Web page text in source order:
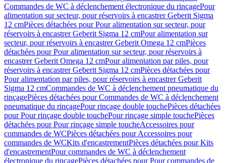
Commandes de WC à déclenchement électronique du rinçagePour
alimentation sur secteur, pour réservoirs à encastrer Geberit Sigma
12 cmPièces détachées pour Pour alimentation sur secteur, pour
réservoirs à encastrer Geberit Sigma 12 cmPour alimentation sur
secteur, pour réservoirs à encastrer Geberit Omega 12 cmPièces
détachées pour Pour alimentation sur secteur, pour réservoirs à
encastrer Geberit Omega 12 cmPour alimentation par piles, pour
réservoirs à encastrer Geberit Sigma 12 cmPièces détachées pour
Pour alimentation par piles, pour réservoirs à encastrer Geberit
Sigma 12 cmCommandes de WC à déclenchement pneumatique du
rinçagePièces détachées pour Commandes de WC à déclenchement
pneumatique du rinçagePour rinçage double touchePièces détachées
pour Pour rinçage double touchePour rinçage simple touchePièces
détachées pour Pour rinçage simple toucheAccessoires pour
commandes de WCPièces détachées pour Accessoires pour
commandes de WCKits d'encastrementPièces détachées pour Kits
d'encastrementPour commandes de WC à déclenchement
électronique du rinçagePièces détachées pour Pour commandes de